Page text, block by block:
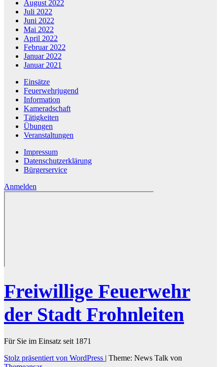
August 2022
Juli 2022
Juni 2022
Mai 2022
April 2022
Februar 2022
Januar 2022
Januar 2021
Einsätze
Feuerwehrjugend
Information
Kameradschaft
Tätigkeiten
Übungen
Veranstaltungen
Impressum
Datenschutzerklärung
Bürgerservice
Anmelden
Freiwillige Feuerwehr
der Stadt Frohnleiten
Für Sie im Einsatz seit 1871
Stolz präsentiert von WordPress | Theme: News Talk von